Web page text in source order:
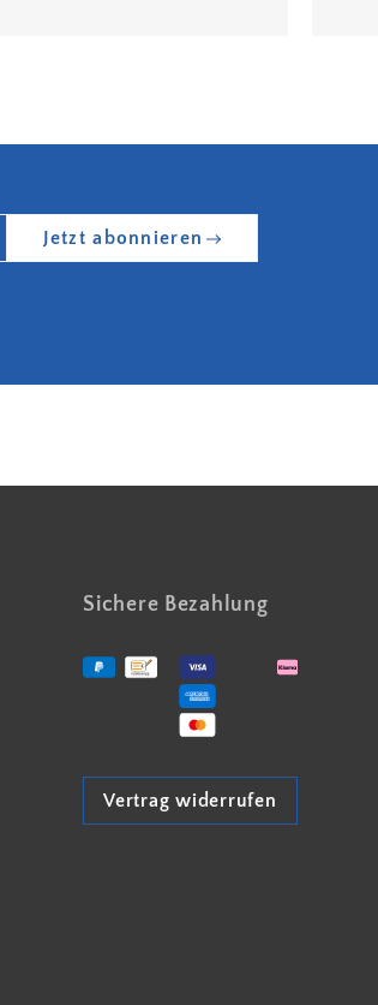
Jetzt abonnieren
Sichere Bezahlung
Vertrag widerrufen